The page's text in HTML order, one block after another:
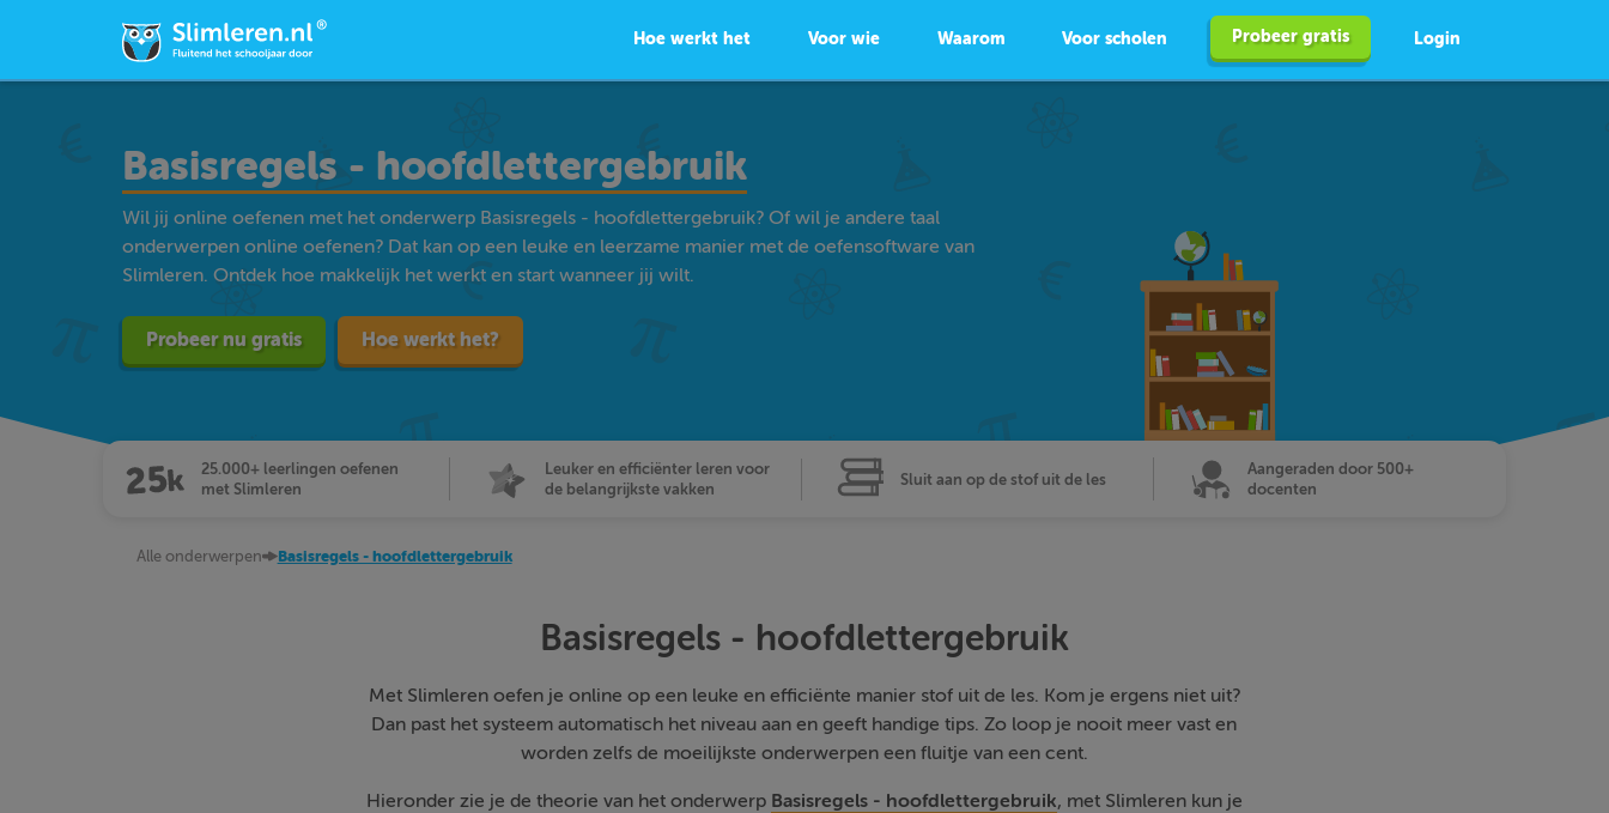
Hoe werkt het Voor wie Waarom Voor scholen Probeer gratis Login
Basisregels - hoofdlettergebruik
Wil jij online oefenen met het onderwerp Basisregels - hoofdlettergebruik? Of wil je andere taal
onderwerpen online oefenen? Dat kan op een leuke en leerzame manier met de oefensoftware van
Slimleren. Ontdek hoe makkelijk het werkt en start wanneer jij wilt.
Probeer nu gratis Hoe werkt het?
25.000+ leerlingen oefenen
met Slimleren
Leuker en efficiënter leren voor
de belangrijkste vakken
Sluit aan op de stof uit de les
Aangeraden door 500+
docenten
Alle onderwerpen Basisregels - hoofdlettergebruik
Basisregels - hoofdlettergebruik
Met Slimleren oefen je online op een leuke en efficiënte manier stof uit de les. Kom je ergens niet uit?
Dan past het systeem automatisch het niveau aan en geeft handige tips. Zo loop je nooit meer vast en
worden zelfs de moeilijkste onderwerpen een fluitje van een cent.
Hieronder zie je de theorie van het onderwerp Basisregels - hoofdlettergebruik, met Slimleren kun je